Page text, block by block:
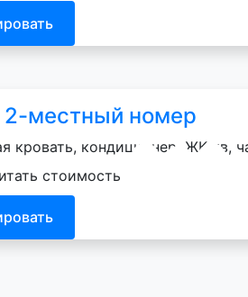
2-местный номер
кровать, кондиционер, ЖК тв,
стоимость